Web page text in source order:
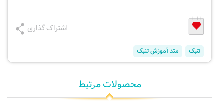
اشتراک گذاری
تنبک متد آموزش تنبک
محصولات مرتبط